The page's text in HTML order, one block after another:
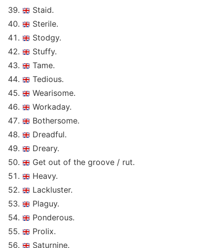
Staid.
Sterile.
Stodgy.
Stuffy.
Tame.
Tedious.
Wearisome.
Workaday.
Bothersome.
Dreadful.
Dreary.
Get out of the groove / rut.
Heavy.
Lackluster.
Plaguy.
Ponderous.
Prolix.
Saturnine.